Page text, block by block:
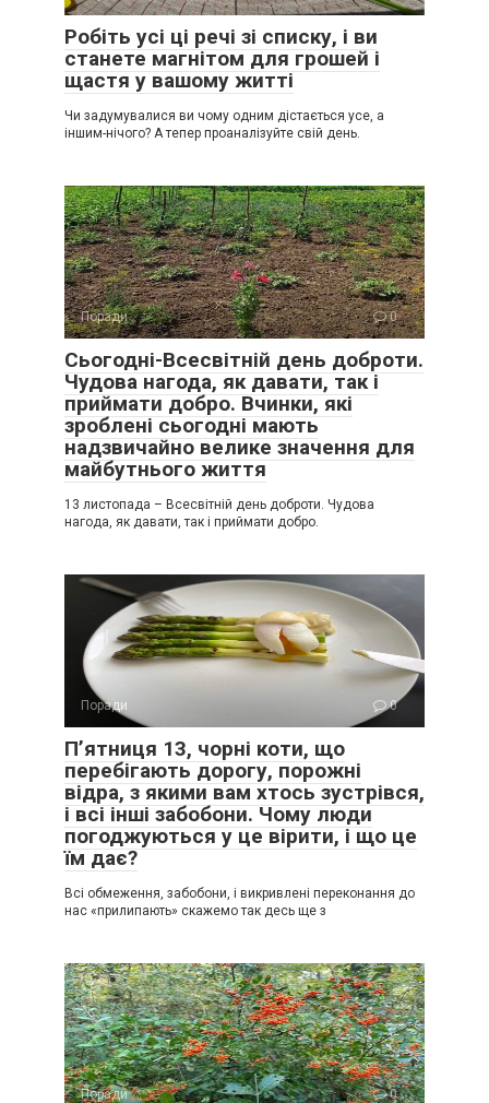
Робіть усі ці речі зі списку, і ви
станете магнітом для грошей і
щастя у вашому житті
Чи задумувалися ви чому одним дістається усе, а
іншим-нічого? А тепер проаналізуйте свій день.
Поради 0
Сьогодні-Всесвітній день доброти.
Чудова нагода, як давати, так і
приймати добро. Вчинки, які
зроблені сьогодні мають
надзвичайно велике значення для
майбутнього життя
13 листопада – Всесвітній день доброти. Чудова
нагода, як давати, так і приймати добро.
Поради 0
Пʼятниця 13, чорні коти, що
перебігають дорогу, порожні
відра, з якими вам хтось зустрівся,
і всі інші забобони. Чому люди
погоджуються у це вірити, і що це
їм дає?
Всі обмеження, забобони, і викривлені переконання до
нас «прилипають» скажемо так десь ще з
Поради 0